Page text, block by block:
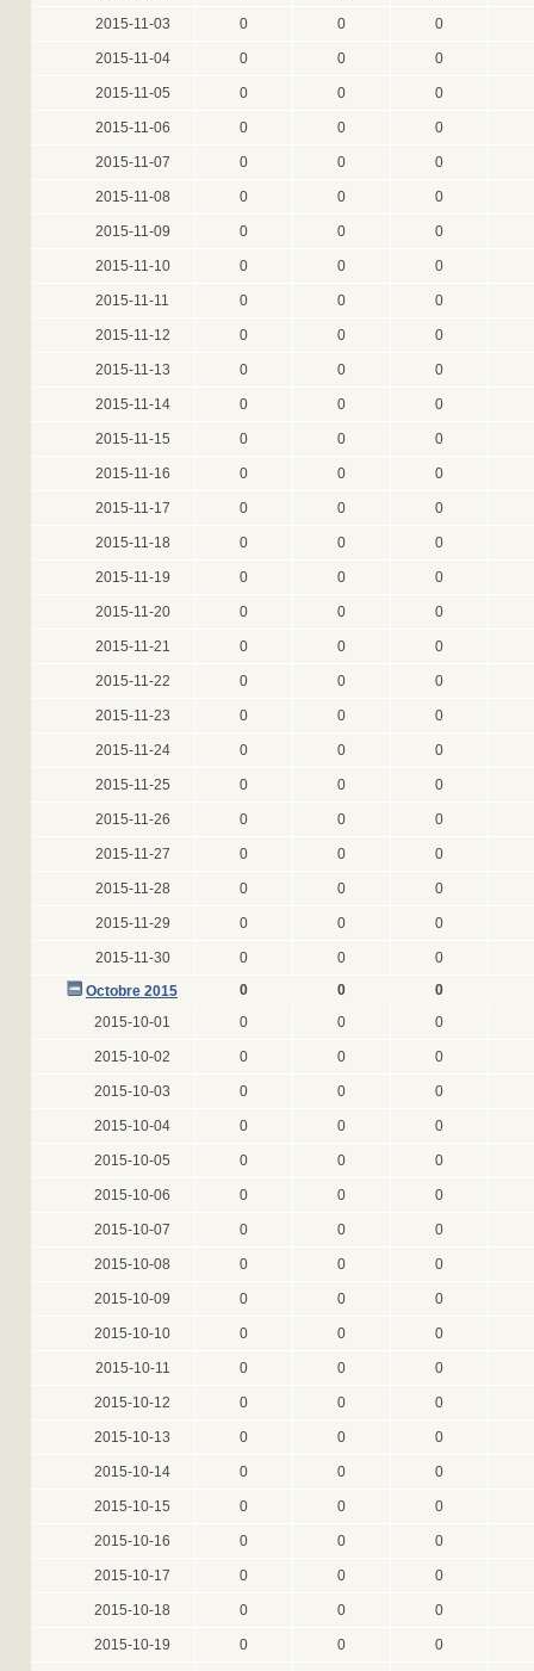
2015-11-03 0 0 0
2015-11-04 0 0 0
2015-11-05 0 0 0
2015-11-06 0 0 0
2015-11-07 0 0 0
2015-11-08 0 0 0
2015-11-09 0 0 0
2015-11-10 0 0 0
2015-11-11 0 0 0
2015-11-12 0 0 0
2015-11-13 0 0 0
2015-11-14 0 0 0
2015-11-15 0 0 0
2015-11-16 0 0 0
2015-11-17 0 0 0
2015-11-18 0 0 0
2015-11-19 0 0 0
2015-11-20 0 0 0
2015-11-21 0 0 0
2015-11-22 0 0 0
2015-11-23 0 0 0
2015-11-24 0 0 0
2015-11-25 0 0 0
2015-11-26 0 0 0
2015-11-27 0 0 0
2015-11-28 0 0 0
2015-11-29 0 0 0
2015-11-30 0 0
0
Octobre 2015
0 0
0
2015-10-01
0 0 0
2015-10-02 0 0 0
2015-10-03 0 0 0
2015-10-04 0 0 0
2015-10-05 0 0 0
2015-10-06 0 0 0
2015-10-07 0 0 0
2015-10-08 0 0 0
2015-10-09 0 0 0
2015-10-10 0 0 0
2015-10-11 0 0 0
2015-10-12 0 0 0
2015-10-13 0 0 0
2015-10-14 0 0 0
2015-10-15 0 0 0
2015-10-16 0 0 0
2015-10-17 0 0 0
2015-10-18 0 0 0
2015-10-19 0 0 0